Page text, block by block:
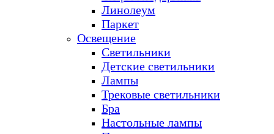
Линолеум
Паркет
Освещение
Светильники
Детские светильники
Лампы
Трековые светильники
Бра
Настольные лампы